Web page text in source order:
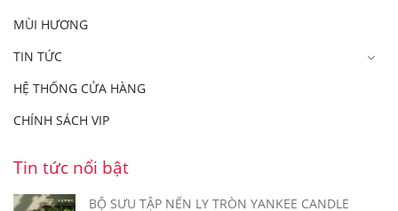
MÙI HƯƠNG
TIN TỨC
HỆ THỐNG CỬA HÀNG
CHÍNH SÁCH VIP
Tin tức nổi bật
BỘ SƯU TẬP NẾN LY TRÒN YANKEE CANDLE